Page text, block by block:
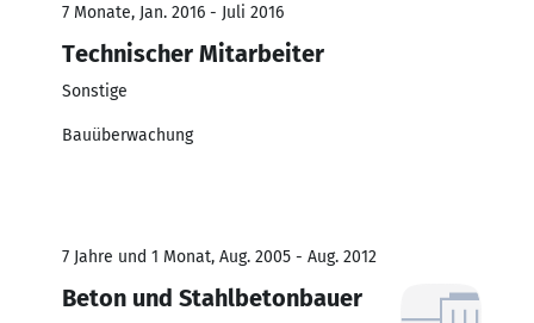
7 Monate, Jan. 2016 - Juli 2016
Technischer Mitarbeiter
Sonstige
Bauüberwachung
7 Jahre und 1 Monat, Aug. 2005 - Aug. 2012
Beton und Stahlbetonbauer